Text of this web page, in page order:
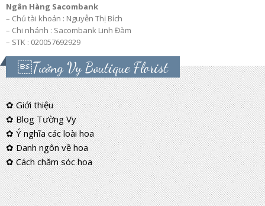
Ngân Hàng Sacombank
– Chủ tài khoản : Nguyễn Thị Bích
– Chi nhánh : Sacombank Linh Đàm
– STK : 020057692929
Tường Vy Boutique Florist
✿ Giới thiệu
✿ Blog Tường Vy
✿ Ý nghĩa các loài hoa
✿ Danh ngôn về hoa
✿ Cách chăm sóc hoa